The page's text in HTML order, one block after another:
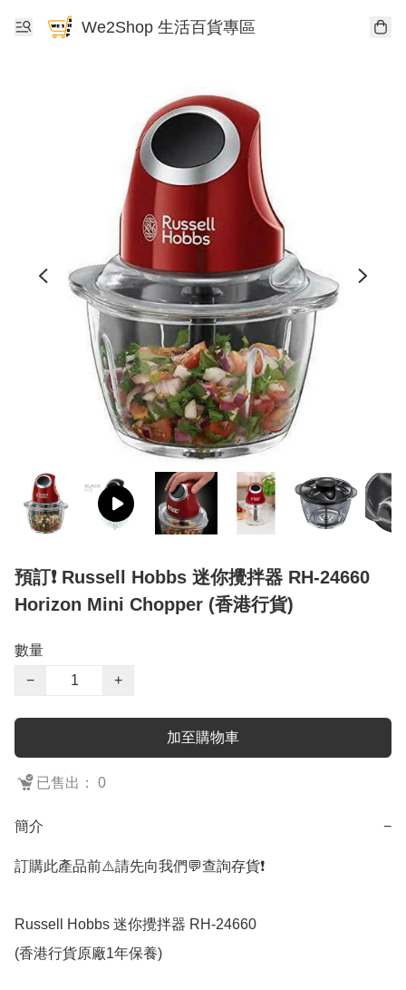
We2Shop 生活百貨專區
預訂❗️ Russell Hobbs 迷你攪拌器 RH-24660
Horizon Mini Chopper (香港行貨)
數量
−
+
加至購物車
已售出： 0
簡介 −
訂購此產品前⚠️請先向我們💬查詢存貨❗️
Russell Hobbs 迷你攪拌器 RH-24660
(香港行貨原廠1年保養)